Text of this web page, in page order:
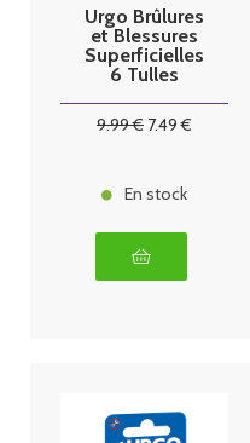
Urgo Brûlures
et Blessures
Superficielles
6 Tulles
9.99€ 7.49 €
En stock